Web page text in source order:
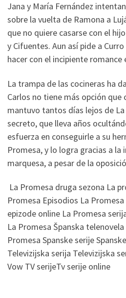
Jana y María Fernández
sobre la vuelta de Ramona a
que no quiere casarse con el
y Cifuentes. Aun así pide a
hacer con el incipiente romance
La trampa de las cocineras ha
Carlos no tiene más opción que
mantuvo tantos días lejos de
secreto, que lleva años
esfuerza en conseguirle a su
Promesa, y lo logra gracias a la
marquesa, a pesar de la
La Promesa druga sezona La
Promesa Episodios La
epizode online La Promesa
La Promesa Španska
Promesa Spanske serije
Televizijska serija Televizijska
Vow TV serijeTv serije online